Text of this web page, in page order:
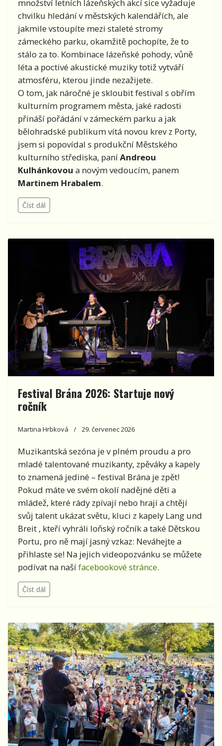
množství letních lázeňských akcí sice vyžaduje
chvilku hledání v městských kalendářích, ale
jakmile vstoupíte mezi staleté stromy
zámeckého parku, okamžitě pochopíte, že to
stálo za to. Kombinace lázeňské pohody, vůně
léta a poctivé akustické muziky totiž vytváří
atmosféru, kterou jinde nezažijete.
O tom, jak náročné je skloubit festival s obřím
kulturním programem města, jaké radosti
přináší pořádání v zámeckém parku a jak
bělohradské publikum vítá novou krev z Porty,
jsem si popovídal s produkční Městského
kulturního střediska, paníAndreou
Kulhánkovou a novým vedoucím, panem
Martinem Hrabalem.
Číst dál
Festival Brána 2026: Startuje nový
ročník
Martina Hrbková 29. červenec 2026
Muzikantská sezóna je v plném proudu a pro
mladé talentované muzikanty, zpěváky a kapely
to znamená jediné – festival Brána je zpět!
Pokud máte ve svém okolí nadějné děti a
mládež, které rády zpívají nebo hrají a chtějí
svůj talent ukázat světu, kluci z kapely Lang und
Breit , kteří vyhráli loňský ročník a také Dětskou
Portu, pro ně mají jasný vzkaz: Neváhejte a
přihlaste se! Na jejich videopozvánku se můžete
podívat na našífacebookové stránce.
Číst dál